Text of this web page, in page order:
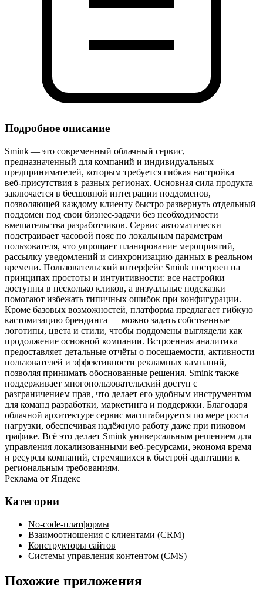
Подробное описание
Smink — это современный облачный сервис,
предназначенный для компаний и индивидуальных
предпринимателей, которым требуется гибкая настройка
веб‑присутствия в разных регионах. Основная сила продукта
заключается в бесшовной интеграции поддоменов,
позволяющей каждому клиенту быстро развернуть отдельный
поддомен под свои бизнес‑задачи без необходимости
вмешательства разработчиков. Сервис автоматически
подстраивает часовой пояс по локальным параметрам
пользователя, что упрощает планирование мероприятий,
рассылку уведомлений и синхронизацию данных в реальном
времени. Пользовательский интерфейс Smink построен на
принципах простоты и интуитивности: все настройки
доступны в несколько кликов, а визуальные подсказки
помогают избежать типичных ошибок при конфигурации.
Кроме базовых возможностей, платформа предлагает гибкую
кастомизацию брендинга — можно задать собственные
логотипы, цвета и стили, чтобы поддомены выглядели как
продолжение основной компании. Встроенная аналитика
предоставляет детальные отчёты о посещаемости, активности
пользователей и эффективности рекламных кампаний,
позволяя принимать обоснованные решения. Smink также
поддерживает многопользовательский доступ с
разграничением прав, что делает его удобным инструментом
для команд разработки, маркетинга и поддержки. Благодаря
облачной архитектуре сервис масштабируется по мере роста
нагрузки, обеспечивая надёжную работу даже при пиковом
трафике. Всё это делает Smink универсальным решением для
управления локализованными веб‑ресурсами, экономя время
и ресурсы компаний, стремящихся к быстрой адаптации к
региональным требованиям.
Реклама от Яндекс
Категории
No-code-платформы
Взаимоотношения с клиентами (CRM)
Конструкторы сайтов
Системы управления контентом (CMS)
Похожие приложения